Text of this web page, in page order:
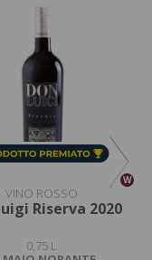
W
VINO ROSSO
Riserva 2020
0,75 L